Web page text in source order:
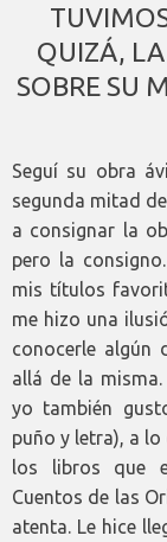
QUIZÁ,
SOBRE SU
Seguí su obra
segunda mitad
a consignar la
pero la
mis títulos
me hizo una
conocerle algún
allá de la
yo también
puño y letra), a
los libros que
Cuentos de las
atenta. Le hice